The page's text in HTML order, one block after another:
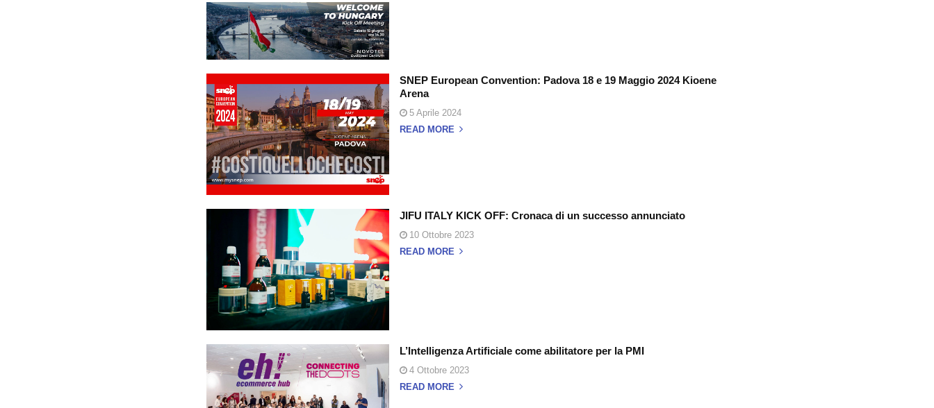
SNEP European Convention: Padova 18 e 19 Maggio 2024 Kioene
Arena
5 Aprile 2024
READ MORE
JIFU ITALY KICK OFF: Cronaca di un successo annunciato
10 Ottobre 2023
READ MORE
L’Intelligenza Artificiale come abilitatore per la PMI
4 Ottobre 2023
READ MORE